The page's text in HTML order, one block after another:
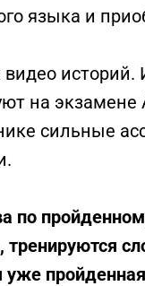
языка и
историй.
на экзамене
сильные
по
уже